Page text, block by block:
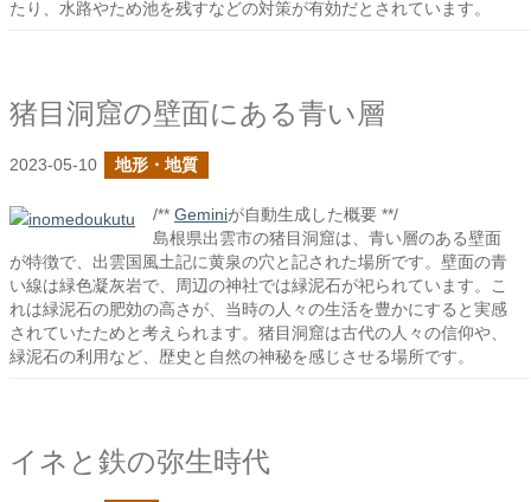
たり、水路やため池を残すなどの対策が有効だとされています。
猪目洞窟の壁面にある青い層
2023-05-10 地形・地質
/** Geminiが自動生成した概要 **/
島根県出雲市の猪目洞窟は、青い層のある壁面
が特徴で、出雲国風土記に黄泉の穴と記された場所です。壁面の青
い線は緑色凝灰岩で、周辺の神社では緑泥石が祀られています。こ
れは緑泥石の肥効の高さが、当時の人々の生活を豊かにすると実感
されていたためと考えられます。猪目洞窟は古代の人々の信仰や、
緑泥石の利用など、歴史と自然の神秘を感じさせる場所です。
イネと鉄の弥生時代